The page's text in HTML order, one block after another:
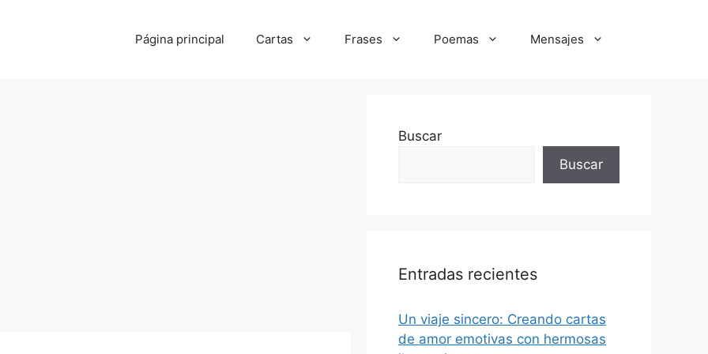
Página principal Cartas Frases Poemas Mensajes
Buscar
Buscar
Entradas recientes
Un viaje sincero: Creando cartas
de amor emotivas con hermosas